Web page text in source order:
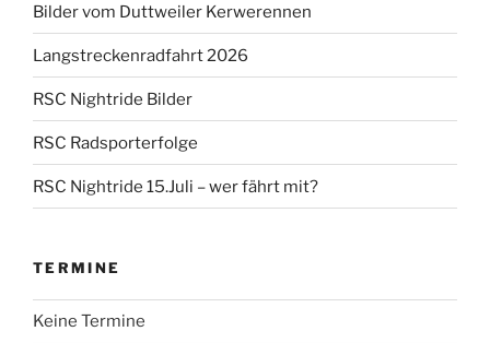
Bilder vom Duttweiler Kerwerennen
Langstreckenradfahrt 2026
RSC Nightride Bilder
RSC Radsporterfolge
RSC Nightride 15.Juli – wer fährt mit?
TERMINE
Keine Termine